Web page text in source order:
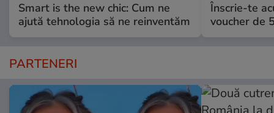
Smart is the new chic: Cum ne
ajută tehnologia să ne reinventăm
Înscrie-te
voucher de
PARTENERI